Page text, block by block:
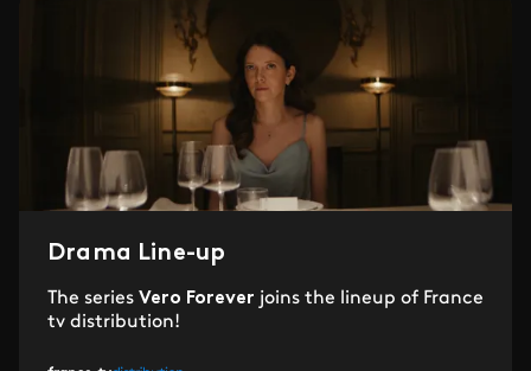
Drama Line-up
The series Vero Forever joins the lineup of France
tv distribution!